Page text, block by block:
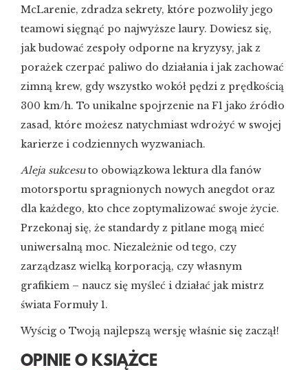
McLarenie, zdradza sekrety, które pozwoliły jego
teamowi sięgnąć po najwyższe laury. Dowiesz się,
jak budować zespoły odporne na kryzysy, jak z
porażek czerpać paliwo do działania i jak zachować
zimną krew, gdy wszystko wokół pędzi z prędkością
300 km/h. To unikalne spojrzenie na F1 jako źródło
zasad, które możesz natychmiast wdrożyć w swojej
karierze i codziennych wyzwaniach.
Aleja sukcesuto obowiązkowa lektura dla fanów
motorsportu spragnionych nowych anegdot oraz
dla każdego, kto chce zoptymalizować swoje życie.
Przekonaj się, że standardy z pitlane mogą mieć
uniwersalną moc. Niezależnie od tego, czy
zarządzasz wielką korporacją, czy własnym
grafikiem – naucz się myśleć i działać jak mistrz
świata Formuły 1.
Wyścig o Twoją najlepszą wersję właśnie się zaczął!
OPINIE O KSIĄŻCE